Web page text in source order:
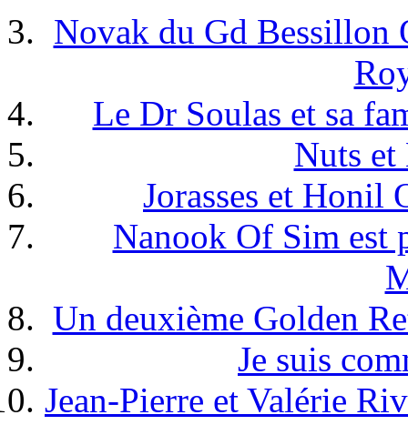
Novak du Gd Bessillon
Le Dr Soulas et sa
Nuts et
Jorasses et Honil
Nanook Of Sim est
Un deuxième Golden
Je suis
Jean-Pierre et Valérie